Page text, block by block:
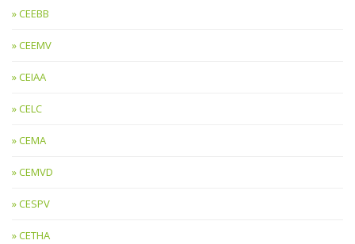
CEEBB
CEEMV
CEIAA
CELC
CEMA
CEMVD
CESPV
CETHA